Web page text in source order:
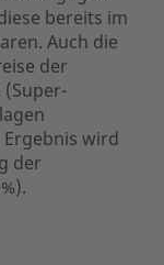
bereits im
Auch die
der
wird
der